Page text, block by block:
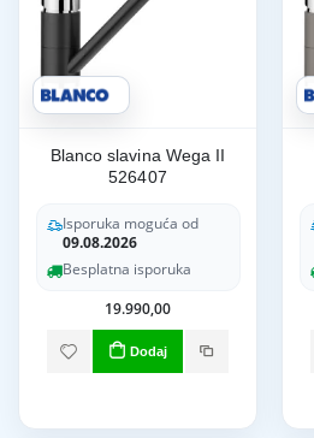
Blanco slavina Wega II
526407
Isporuka moguća od
09.08.2026
Besplatna isporuka
19.990,00
Dodaj